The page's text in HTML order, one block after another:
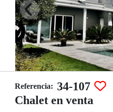
Referencia: 34-107
Chalet en venta